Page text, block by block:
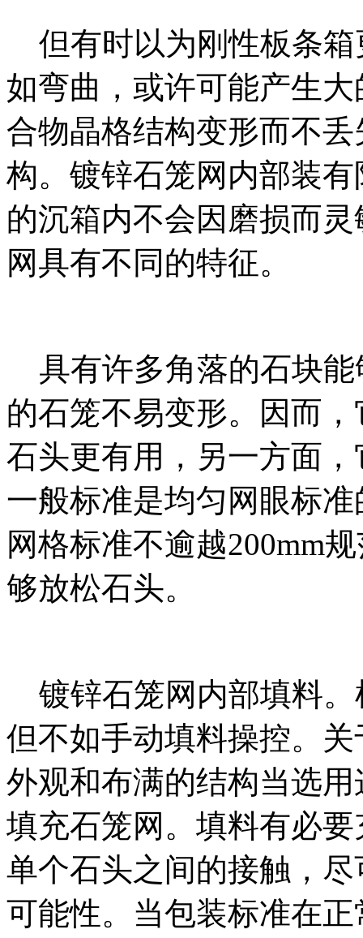
但有时以为刚性板条箱
如弯曲，或许可能产生
合物晶格结构变形而不
构。镀锌石笼网内部装
的沉箱内不会因磨损而
网具有不同的特征。
具有许多角落的石块能
的石笼不易变形。因而
石头更有用，另一方面
一般标准是均匀网眼标
网格标准不逾越200mm
够放松石头。
镀锌石笼网内部填料。
但不如手动填料操控。
外观和布满的结构当选
填充石笼网。填料有必
单个石头之间的接触，
可能性。当包装标准在